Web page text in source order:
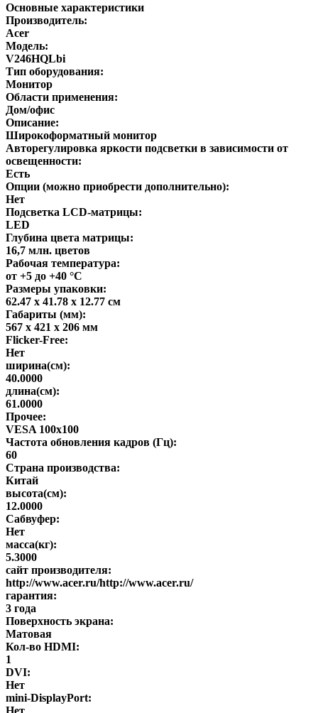
Основные характеристики
Производитель:
Acer
Модель:
V246HQLbi
Тип оборудования:
Монитор
Области применения:
Дом/офис
Описание:
Широкоформатный монитор
Авторегулировка яркости подсветки в зависимости от
освещенности:
Есть
Опции (можно приобрести дополнительно):
Нет
Подсветка LCD-матрицы:
LED
Глубина цвета матрицы:
16,7 млн. цветов
Рабочая температура:
от +5 до +40 °С
Размеры упаковки:
62.47 x 41.78 x 12.77 см
Габариты (мм):
567 x 421 x 206 мм
Flicker-Free:
Нет
ширина(см):
40.0000
длина(см):
61.0000
Прочее:
VESA 100x100
Частота обновления кадров (Гц):
60
Страна производства:
Китай
высота(см):
12.0000
Сабвуфер:
Нет
масса(кг):
5.3000
сайт производителя:
http://www.acer.ru/http://www.acer.ru/
гарантия:
3 года
Поверхность экрана:
Матовая
Кол-во HDMI:
1
DVI:
Нет
mini-DisplayPort:
Нет